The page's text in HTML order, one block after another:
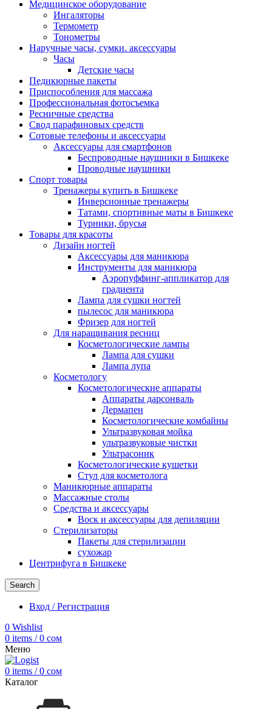
Медицинское оборудование
Ингаляторы
Термометр
Тонометры
Наручные часы, сумки. аксессуары
Часы
Детские часы
Педикюрные пакеты
Приспособления для массажа
Профессиональная фотосъемка
Ресничные средства
Свод парафиновых средств
Сотовые телефоны и аксессуары
Аксессуары для смартфонов
Беспроводные наушники в Бишкеке
Проводные наушники
Спорт товары
Тренажеры купить в Бишкеке
Инверсионные тренажеры
Татами, спортивные маты в Бишкеке
Турники, брусья
Товары для красоты
Дизайн ногтей
Аксессуары для маникюра
Инструменты для маникюра
Аэропуффинг-аппликатор для
градиента
Лампа для сушки ногтей
пылесос для маникюра
Фризер для ногтей
Для наращивания ресниц
Косметологические лампы
Лампа для сушки
Лампа лупа
Косметологу
Косметологические аппараты
Аппараты дарсонваль
Дермапен
Косметологические комбайны
Ультразвуковая мойка
ультразвуковые чистки
Ультрасоник
Косметологические кушетки
Стул для косметолога
Маникюрные аппараты
Массажные столы
Средства и аксессуары
Воск и аксессуары для депиляции
Стерилизаторы
Пакеты для стерилизации
сухожар
Центрифуга в Бишкеке
Search
Вход / Регистрация
0 Wishlist
0 items / 0 сом
Меню
0 items / 0 сом
Каталог